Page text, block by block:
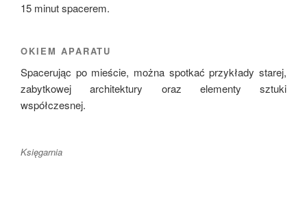
15 minut spacerem.
OKIEM APARATU
Spacerując po mieście, można spotkać przykłady starej,
zabytkowej architektury oraz elementy sztuki
współczesnej.
Księgarnia